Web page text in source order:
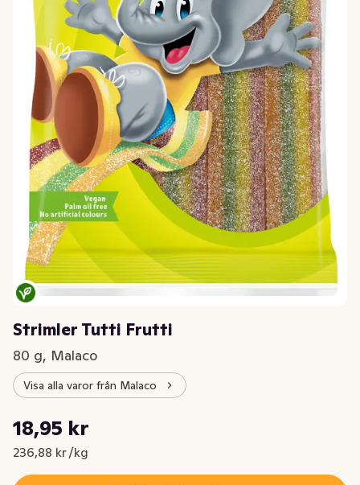
Strimler Tutti Frutti
80 g, Malaco
Visa alla varor från Malaco
Nuvarande pris är: 18,95 kr
18,95 kr
236,88 kr /kg
Styckpris: 236,88 kr /kg